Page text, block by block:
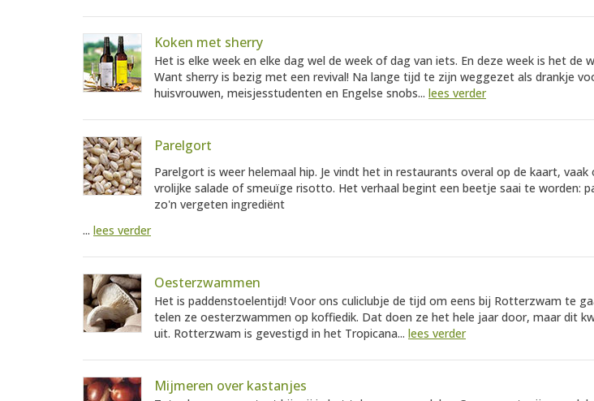
Koken met sherry
Het is elke week en elke dag wel de week of dag van iets. En deze week is het de
Want sherry is bezig met een revival! Na lange tijd te zijn weggezet als drankje
huisvrouwen, meisjesstudenten en Engelse snobs... lees verder
Parelgort
Parelgort is weer helemaal hip. Je vindt het in restaurants overal op de kaart,
vrolijke salade of smeuïge risotto. Het verhaal begint een beetje saai te worden:
zo'n vergeten ingrediënt
... lees verder
Oesterzwammen
Het is paddenstoelentijd! Voor ons culiclubje de tijd om eens bij Rotterzwam te
telen ze oesterzwammen op koffiedik. Dat doen ze het hele jaar door, maar dit
uit. Rotterzwam is gevestigd in het Tropicana... lees verder
Mijmeren over kastanjes